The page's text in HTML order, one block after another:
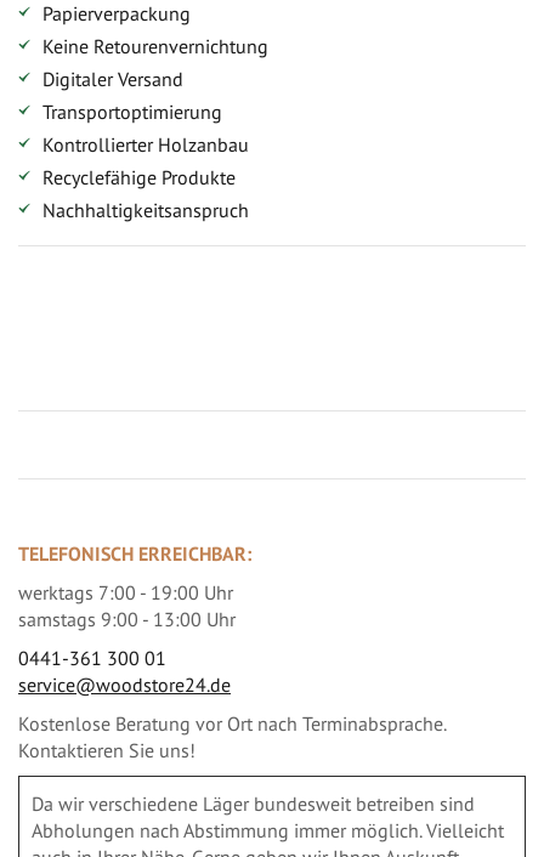
Papierverpackung
Keine Retourenvernichtung
Digitaler Versand
Transportoptimierung
Kontrollierter Holzanbau
Recyclefähige Produkte
Nachhaltigkeitsanspruch
TELEFONISCH ERREICHBAR:
werktags 7:00 - 19:00 Uhr
samstags 9:00 - 13:00 Uhr
0441-361 300 01
service@woodstore24.de
Kostenlose Beratung vor Ort nach Terminabsprache.
Kontaktieren Sie uns!
Da wir verschiedene Läger bundesweit betreiben sind
Abholungen nach Abstimmung immer möglich. Vielleicht